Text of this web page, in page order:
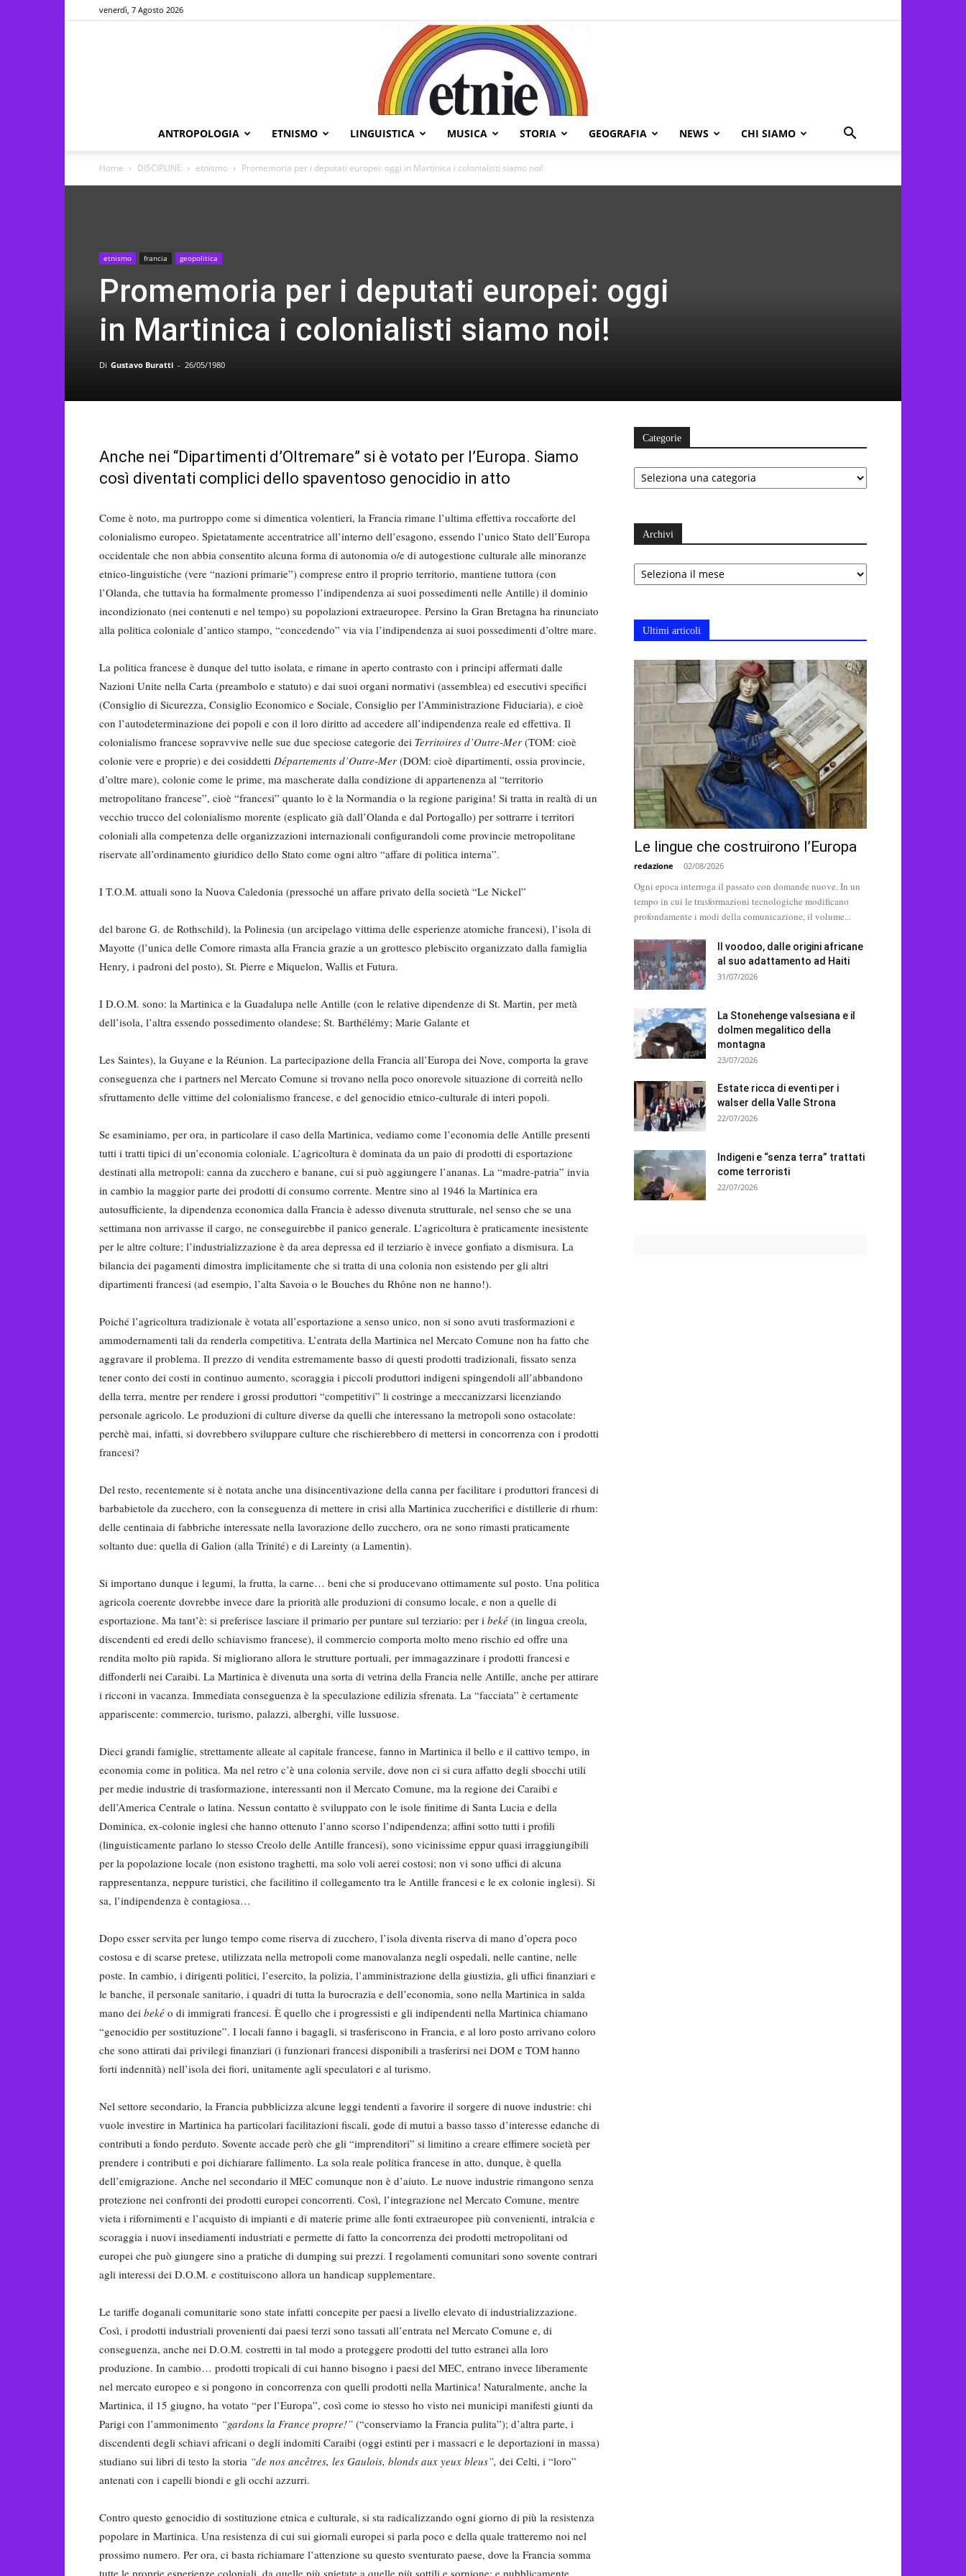
venerdì, 7 Agosto 2026
Etnie
ANTROPOLOGIA ETNISMO LINGUISTICA MUSICA STORIA GEOGRAFIA NEWS CHI SIAMO
Home DISCIPLINE etnismo Promemoria per i deputati europei: oggi in Martinica i colonialisti siamo noi!
etnismo francia geopolitica
Promemoria per i deputati europei: oggi
in Martinica i colonialisti siamo noi!
Di Gustavo Buratti - 26/05/1980
Anche nei “Dipartimenti d’Oltremare” si è votato per l’Europa. Siamo
così diventati complici dello spaventoso genocidio in atto
Come è noto, ma purtroppo come si dimentica volentieri, la Francia rimane l’ultima effettiva roccaforte del
colonialismo europeo. Spietatamente accentratrice all’interno dell’esagono, essendo l’unico Stato dell’Europa
occidentale che non abbia consentito alcuna forma di autonomia o/e di autogestione culturale alle minoranze
etnico-linguistiche (vere “nazioni primarie”) comprese entro il proprio territorio, mantiene tuttora (con
l’Olanda, che tuttavia ha formalmente promesso l’indipendenza ai suoi possedimenti nelle Antille) il dominio
incondizionato (nei contenuti e nel tempo) su popolazioni extraeuropee. Persino la Gran Bretagna ha rinunciato
alla politica coloniale d’antico stampo, “concedendo” via via l’indipendenza ai suoi possedimenti d’oltre mare.
La politica francese è dunque del tutto isolata, e rimane in aperto contrasto con i principi affermati dalle
Nazioni Unite nella Carta (preambolo e statuto) e dai suoi organi normativi (assemblea) ed esecutivi specifici
(Consiglio di Sicurezza, Consiglio Economico e Sociale, Consiglio per l’Amministrazione Fiduciaria), e cioè
con l’autodeterminazione dei popoli e con il loro diritto ad accedere all’indipendenza reale ed effettiva. Il
colonialismo francese sopravvive nelle sue due speciose categorie dei Territoires d’Outre-Mer (TOM: cioè
colonie vere e proprie) e dei cosiddetti Départements d’Outre-Mer (DOM: cioè dipartimenti, ossia provincie,
d’oltre mare), colonie come le prime, ma mascherate dalla condizione di appartenenza al “territorio
metropolitano francese”, cioè “francesi” quanto lo è la Normandia o la regione parigina! Si tratta in realtà di un
vecchio trucco del colonialismo morente (esplicato già dall’Olanda e dal Portogallo) per sottrarre i territori
coloniali alla competenza delle organizzazioni internazionali configurandoli come provincie metropolitane
riservate all’ordinamento giuridico dello Stato come ogni altro “affare di politica interna”.
I T.O.M. attuali sono la Nuova Caledonia (pressoché un affare privato della società “Le Nickel”
del barone G. de Rothschild), la Polinesia (un arcipelago vittima delle esperienze atomiche francesi), l’isola di
Mayotte (l’unica delle Comore rimasta alla Francia grazie a un grottesco plebiscito organizzato dalla famiglia
Henry, i padroni del posto), St. Pierre e Miquelon, Wallis et Futura.
I D.O.M. sono: la Martinica e la Guadalupa nelle Antille (con le relative dipendenze di St. Martin, per metà
dell’isola, l’altra essendo possedimento olandese; St. Barthélémy; Marie Galante et
Les Saintes), la Guyane e la Réunion. La partecipazione della Francia all’Europa dei Nove, comporta la grave
conseguenza che i partners nel Mercato Comune si trovano nella poco onorevole situazione di correità nello
sfruttamento delle vittime del colonialismo francese, e del genocidio etnico-culturale di interi popoli.
Se esaminiamo, per ora, in particolare il caso della Martinica, vediamo come l’economia delle Antille presenti
tutti i tratti tipici di un’economia coloniale. L’agricoltura è dominata da un paio di prodotti di esportazione
destinati alla metropoli: canna da zucchero e banane, cui si può aggiungere l’ananas. La “madre-patria” invia
in cambio la maggior parte dei prodotti di consumo corrente. Mentre sino al 1946 la Martinica era
autosufficiente, la dipendenza economica dalla Francia è adesso divenuta strutturale, nel senso che se una
settimana non arrivasse il cargo, ne conseguirebbe il panico generale. L’agricoltura è praticamente inesistente
per le altre colture; l’industrializzazione è da area depressa ed il terziario è invece gonfiato a dismisura. La
bilancia dei pagamenti dimostra implicitamente che si tratta di una colonia non esistendo per gli altri
dipartimenti francesi (ad esempio, l’alta Savoia o le Bouches du Rhône non ne hanno!).
Poiché l’agricoltura tradizionale è votata all’esportazione a senso unico, non si sono avuti trasformazioni e
ammodernamenti tali da renderla competitiva. L’entrata della Martinica nel Mercato Comune non ha fatto che
aggravare il problema. Il prezzo di vendita estremamente basso di questi prodotti tradizionali, fissato senza
tener conto dei costi in continuo aumento, scoraggia i piccoli produttori indigeni spingendoli all’abbandono
della terra, mentre per rendere i grossi produttori “competitivi” li costringe a meccanizzarsi licenziando
personale agricolo. Le produzioni di culture diverse da quelli che interessano la metropoli sono ostacolate:
perchè mai, infatti, si dovrebbero sviluppare culture che rischierebbero di mettersi in concorrenza con i prodotti
francesi?
Del resto, recentemente si è notata anche una disincentivazione della canna per facilitare i produttori francesi di
barbabietole da zucchero, con la conseguenza di mettere in crisi alla Martinica zuccherifici e distillerie di rhum:
delle centinaia di fabbriche interessate nella lavorazione dello zucchero, ora ne sono rimasti praticamente
soltanto due: quella di Galion (alla Trinité) e di Lareinty (a Lamentin).
Si importano dunque i legumi, la frutta, la carne… beni che si producevano ottimamente sul posto. Una politica
agricola coerente dovrebbe invece dare la priorità alle produzioni di consumo locale, e non a quelle di
esportazione. Ma tant’è: si preferisce lasciare il primario per puntare sul terziario: per i beké (in lingua creola,
discendenti ed eredi dello schiavismo francese), il commercio comporta molto meno rischio ed offre una
rendita molto più rapida. Si migliorano allora le strutture portuali, per immagazzinare i prodotti francesi e
diffonderli nei Caraibi. La Martinica è divenuta una sorta di vetrina della Francia nelle Antille, anche per attirare
i ricconi in vacanza. Immediata conseguenza è la speculazione edilizia sfrenata. La “facciata” è certamente
appariscente: commercio, turismo, palazzi, alberghi, ville lussuose.
Dieci grandi famiglie, strettamente alleate al capitale francese, fanno in Martinica il bello e il cattivo tempo, in
economia come in politica. Ma nel retro c’è una colonia servile, dove non ci si cura affatto degli sbocchi utili
per medie industrie di trasformazione, interessanti non il Mercato Comune, ma la regione dei Caraibi e
dell’America Centrale o latina. Nessun contatto è sviluppato con le isole finitime di Santa Lucia e della
Dominica, ex-colonie inglesi che hanno ottenuto l’anno scorso l’ndipendenza; affini sotto tutti i profili
(linguisticamente parlano lo stesso Creolo delle Antille francesi), sono vicinissime eppur quasi irraggiungibili
per la popolazione locale (non esistono traghetti, ma solo voli aerei costosi; non vi sono uffici di alcuna
rappresentanza, neppure turistici, che facilitino il collegamento tra le Antille francesi e le ex colonie inglesi). Si
sa, l’indipendenza è contagiosa…
Dopo esser servita per lungo tempo come riserva di zucchero, l’isola diventa riserva di mano d’opera poco
costosa e di scarse pretese, utilizzata nella metropoli come manovalanza negli ospedali, nelle cantine, nelle
poste. In cambio, i dirigenti politici, l’esercito, la polizia, l’amministrazione della giustizia, gli uffici finanziari e
le banche, il personale sanitario, i quadri di tutta la burocrazia e dell’economia, sono nella Martinica in salda
mano dei beké o di immigrati francesi. È quello che i progressisti e gli indipendenti nella Martinica chiamano
“genocidio per sostituzione”. I locali fanno i bagagli, si trasferiscono in Francia, e al loro posto arrivano coloro
che sono attirati dai privilegi finanziari (i funzionari francesi disponibili a trasferirsi nei DOM e TOM hanno
forti indennità) nell’isola dei fiori, unitamente agli speculatori e al turismo.
Nel settore secondario, la Francia pubblicizza alcune leggi tendenti a favorire il sorgere di nuove industrie: chi
vuole investire in Martinica ha particolari facilitazioni fiscali, gode di mutui a basso tasso d’interesse edanche di
contributi a fondo perduto. Sovente accade però che gli “imprenditori” si limitino a creare effimere società per
prendere i contributi e poi dichiarare fallimento. La sola reale politica francese in atto, dunque, è quella
dell’emigrazione. Anche nel secondario il MEC comunque non è d’aiuto. Le nuove industrie rimangono senza
protezione nei confronti dei prodotti europei concorrenti. Così, l’integrazione nel Mercato Comune, mentre
vieta i rifornimenti e l’acquisto di impianti e di materie prime alle fonti extraeuropee più convenienti, intralcia e
scoraggia i nuovi insediamenti industriati e permette di fatto la concorrenza dei prodotti metropolitani od
europei che può giungere sino a pratiche di dumping sui prezzi. I regolamenti comunitari sono sovente contrari
agli interessi dei D.O.M. e costituiscono allora un handicap supplementare.
Le tariffe doganali comunitarie sono state infatti concepite per paesi a livello elevato di industrializzazione.
Così, i prodotti industriali provenienti dai paesi terzi sono tassati all’entrata nel Mercato Comune e, di
conseguenza, anche nei D.O.M. costretti in tal modo a proteggere prodotti del tutto estranei alla loro
produzione. In cambio… prodotti tropicali di cui hanno bisogno i paesi del MEC, entrano invece liberamente
nel mercato europeo e si pongono in concorrenza con quelli prodotti nella Martinica! Naturalmente, anche la
Martinica, il 15 giugno, ha votato “per l’Europa”, così come io stesso ho visto nei municipi manifesti giunti da
Parigi con l’ammonimento “gardons la France propre!” (“conserviamo la Francia pulita”); d’altra parte, i
discendenti degli schiavi africani o degli indomiti Caraibi (oggi estinti per i massacri e le deportazioni in massa)
studiano sui libri di testo la storia “de nos ancêtres, les Gaulois, blonds aux yeux bleus”, dei Celti, i “loro”
antenati con i capelli biondi e gli occhi azzurri.
Contro questo genocidio di sostituzione etnica e culturale, si sta radicalizzando ogni giorno di più la resistenza
popolare in Martinica. Una resistenza di cui sui giornali europei si parla poco e della quale tratteremo noi nel
prossimo numero. Per ora, ci basta richiamare l’attenzione su questo sventurato paese, dove la Francia somma
tutte le proprie esperienze coloniali, da quelle più spietate a quelle più sottili e sornione; e pubblicamente
Categorie
Categorie
Archivi
Archivi
Ultimi articoli
Le lingue che costruirono l’Europa
redazione - 02/08/2026
Ogni epoca interroga il passato con domande nuove. In un
tempo in cui le trasformazioni tecnologiche modificano
profondamente i modi della comunicazione, il volume...
Il voodoo, dalle origini africane
al suo adattamento ad Haiti
31/07/2026
La Stonehenge valsesiana e il
dolmen megalitico della
montagna
23/07/2026
Estate ricca di eventi per i
walser della Valle Strona
22/07/2026
Indigeni e “senza terra” trattati
come terroristi
22/07/2026